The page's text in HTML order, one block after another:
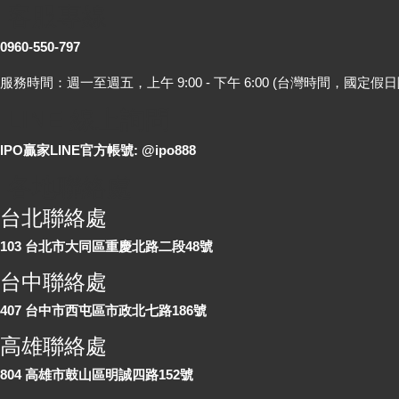
0960-550-797
服務時間：週一至週五，上午 9:00 - 下午 6:00 (台灣時間，國定假
IPO贏家LINE官方帳號: @ipo888
台北聯絡處
103 台北市大同區重慶北路二段48號
台中聯絡處
407 台中市西屯區市政北七路186號
高雄聯絡處
804 高雄市鼓山區明誠四路152號